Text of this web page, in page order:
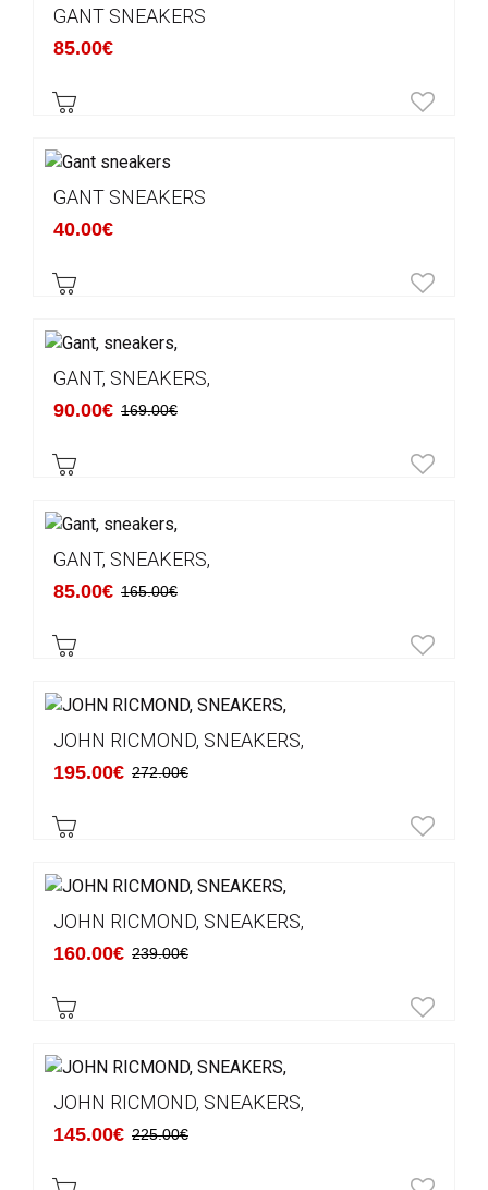
GANT SNEAKERS
85.00€
GANT SNEAKERS
40.00€
GANT, SNEAKERS,
90.00€ 169.00€
GANT, SNEAKERS,
85.00€ 165.00€
JOHN RICMOND, SNEAKERS,
195.00€ 272.00€
JOHN RICMOND, SNEAKERS,
160.00€ 239.00€
JOHN RICMOND, SNEAKERS,
145.00€ 225.00€